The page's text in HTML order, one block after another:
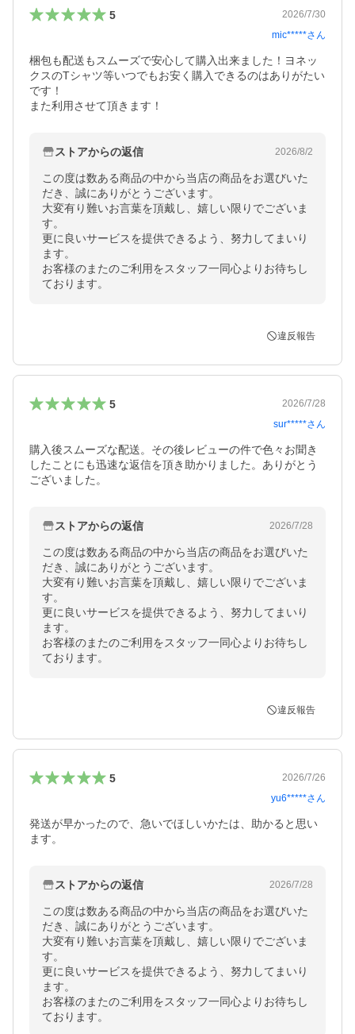
5
2026/7/30
mic*****さん
梱包も配送もスムーズで安心して購入出来ました！ヨネッ
クスのTシャツ等いつでもお安く購入できるのはありがたい
です！
また利用させて頂きます！
ストアからの返信 2026/8/2
この度は数ある商品の中から当店の商品をお選びいた
だき、誠にありがとうございます。
大変有り難いお言葉を頂戴し、嬉しい限りでございま
す。
更に良いサービスを提供できるよう、努力してまいり
ます。
お客様のまたのご利用をスタッフ一同心よりお待ちし
ております。
違反報告
5
2026/7/28
sur*****さん
購入後スムーズな配送。その後レビューの件で色々お聞き
したことにも迅速な返信を頂き助かりました。ありがとう
ございました。
ストアからの返信 2026/7/28
この度は数ある商品の中から当店の商品をお選びいた
だき、誠にありがとうございます。
大変有り難いお言葉を頂戴し、嬉しい限りでございま
す。
更に良いサービスを提供できるよう、努力してまいり
ます。
お客様のまたのご利用をスタッフ一同心よりお待ちし
ております。
違反報告
5
2026/7/26
yu6*****さん
発送が早かったので、急いでほしいかたは、助かると思い
ます。
ストアからの返信 2026/7/28
この度は数ある商品の中から当店の商品をお選びいた
だき、誠にありがとうございます。
大変有り難いお言葉を頂戴し、嬉しい限りでございま
す。
更に良いサービスを提供できるよう、努力してまいり
ます。
お客様のまたのご利用をスタッフ一同心よりお待ちし
ております。